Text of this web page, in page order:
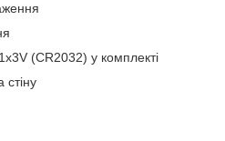
(CR2032) у комплекті
стіну